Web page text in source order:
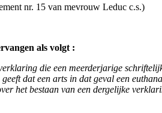
nr. 15 van mevrouw Leduc c.s.)
als volgt :
die een meerderjarige
dat een arts in dat geval een
het bestaan van een dergelijke